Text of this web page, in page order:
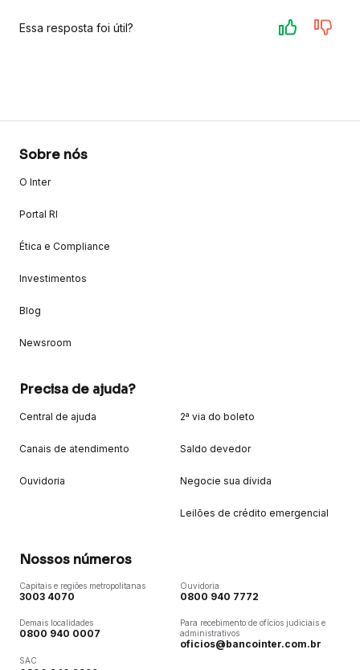
Essa resposta foi útil?
Sobre nós
O Inter
Portal RI
Ética e Compliance
Investimentos
Blog
Newsroom
Precisa de ajuda?
Central de ajuda
Canais de atendimento
Ouvidoria
2ª via do boleto
Saldo devedor
Negocie sua dívida
Leilões de crédito emergencial
Nossos números
Capitais e regiões metropolitanas
3003 4070
Demais localidades
0800 940 0007
SAC
Ouvidoria
0800 940 7772
Para recebimento de ofícios judiciais e
administrativos
oficios@bancointer.com.br